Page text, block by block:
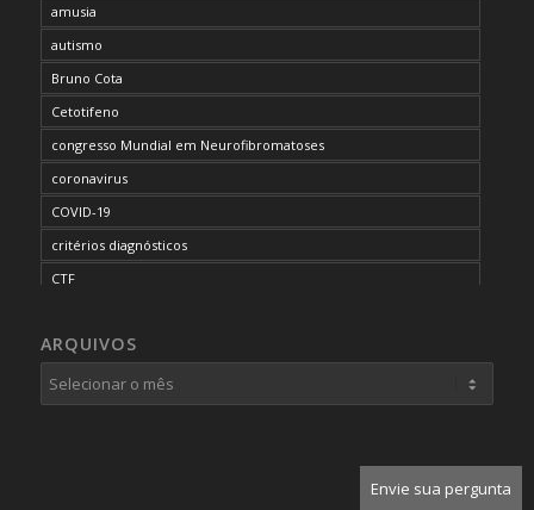
Envie sua pergunta
amusia
autismo
Bruno Cota
Cetotifeno
congresso Mundial em Neurofibromatoses
coronavirus
COVID-19
critérios diagnósticos
CTF
desordem do processamento auditivo
diagnóstico
dificuldades cognitivas
ARQUIVOS